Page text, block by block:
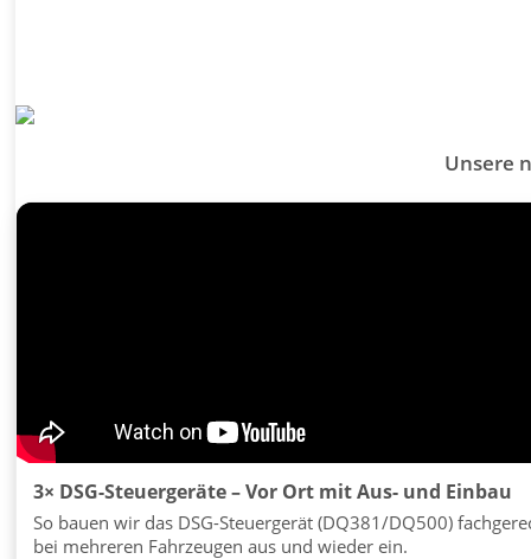
Unsere
3× DSG-Steuergeräte – Vor Ort mit Aus- und Einbau
So bauen wir das DSG-Steuergerät (DQ381/DQ500)
bei mehreren Fahrzeugen aus und wieder ein.